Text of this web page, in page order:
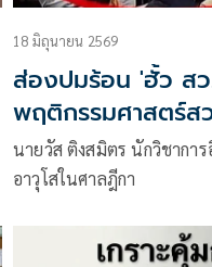
18 มิถุนายน 2569
ส่องปมร้อน 'ฮั้ว ส
พฤติกรรมศาสตร์ส
นายวัส ติงสมิตร นักวิชากา
อาวุโสในศาลฎีกา